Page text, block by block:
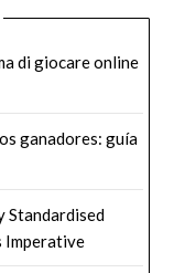
di giocare online
ganadores: guía
Standardised
Imperative